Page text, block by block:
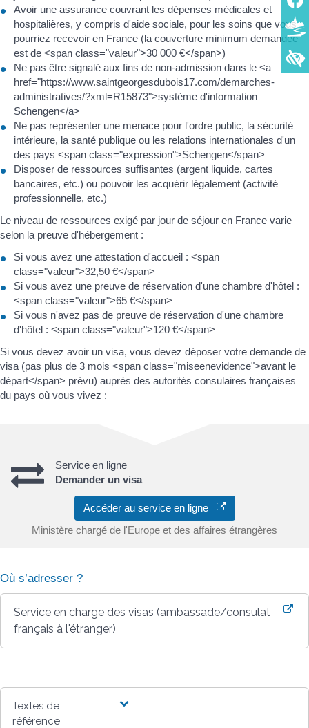
Avoir une assurance couvrant les dépenses médicales et
hospitalières, y compris d'aide sociale, pour les soins que vous
pourriez recevoir en France (la couverture minimum demandée
est de <span class="valeur">30 000 €</span>)
Ne pas être signalé aux fins de non-admission dans le <a
href="https://www.saintgeorgesdubois17.com/demarches-
administratives/?xml=R15873">système d'information
Schengen</a>
Ne pas représenter une menace pour l'ordre public, la sécurité
intérieure, la santé publique ou les relations internationales d'un
des pays <span class="expression">Schengen</span>
Disposer de ressources suffisantes (argent liquide, cartes
bancaires, etc.) ou pouvoir les acquérir légalement (activité
professionnelle, etc.)
Le niveau de ressources exigé par jour de séjour en France varie
selon la preuve d'hébergement :
Si vous avez une attestation d'accueil : <span
class="valeur">32,50 €</span>
Si vous avez une preuve de réservation d'une chambre d'hôtel :
<span class="valeur">65 €</span>
Si vous n'avez pas de preuve de réservation d'une chambre
d'hôtel : <span class="valeur">120 €</span>
Si vous devez avoir un visa, vous devez déposer votre demande de
visa (pas plus de 3 mois <span class="miseenevidence">avant le
départ</span> prévu) auprès des autorités consulaires françaises
du pays où vous vivez :
Service en ligne
Demander un visa
Accéder au service en ligne
Ministère chargé de l'Europe et des affaires étrangères
Où s’adresser ?
Service en charge des visas (ambassade/consulat
français à l'étranger)
Textes de
référence